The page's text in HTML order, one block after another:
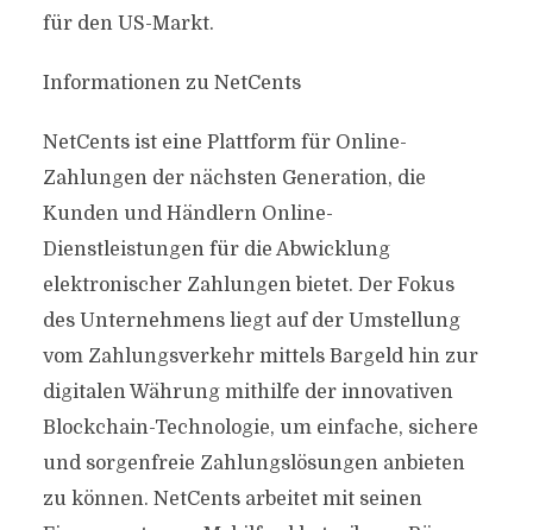
für den US-Markt.
Informationen zu NetCents
NetCents ist eine Plattform für Online-
Zahlungen der nächsten Generation, die
Kunden und Händlern Online-
Dienstleistungen für die Abwicklung
elektronischer Zahlungen bietet. Der Fokus
des Unternehmens liegt auf der Umstellung
vom Zahlungsverkehr mittels Bargeld hin zur
digitalen Währung mithilfe der innovativen
Blockchain-Technologie, um einfache, sichere
und sorgenfreie Zahlungslösungen anbieten
zu können. NetCents arbeitet mit seinen